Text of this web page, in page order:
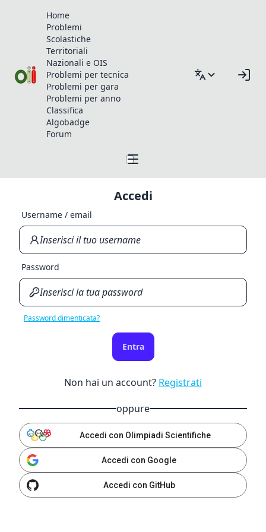
Home
Problemi
Scolastiche
Territoriali
Nazionali e OIS
Problemi per tecnica
Problemi per gara
Problemi per anno
Classifica
Algobadge
Forum
Accedi
Username / email
Password
Password dimenticata?
Entra
Non hai un account? Registrati
oppure
Accedi con Olimpiadi Scientifiche
Accedi con Google
Accedi con GitHub